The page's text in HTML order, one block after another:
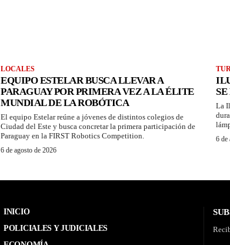
LOCALES
EQUIPO ESTELAR BUSCA LLEVAR A
PARAGUAY POR PRIMERA VEZ A LA ÉLITE
MUNDIAL DE LA ROBÓTICA
El equipo Estelar reúne a jóvenes de distintos colegios de
Ciudad del Este y busca concretar la primera participación de
Paraguay en la FIRST Robotics Competition.
6 de agosto de 2026
SE
La
6 de
INICIO
POLICIALES Y JUDICIALES